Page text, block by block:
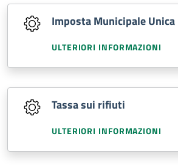
Imposta Municipale Unica
ULTERIORI INFORMAZIONI
Tassa sui rifiuti
ULTERIORI INFORMAZIONI